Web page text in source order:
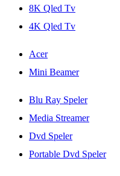
8K Qled Tv
4K Qled Tv
Acer
Mini Beamer
Blu Ray Speler
Media Streamer
Dvd Speler
Portable Dvd Speler